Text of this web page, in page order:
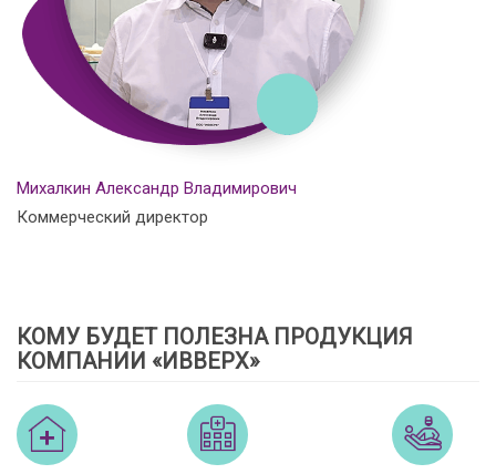
Михалкин Александр Владимирович
Коммерческий директор
КОМУ БУДЕТ ПОЛЕЗНА ПРОДУКЦИЯ
КОМПАНИИ «ИВВЕРХ»